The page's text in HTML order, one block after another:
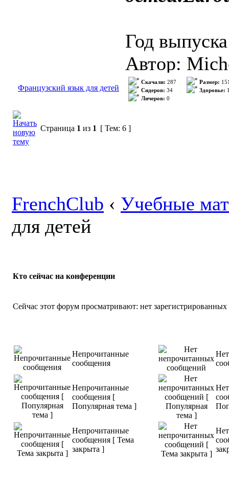
ISBN:2-03-
Качество:
Описание:
Год
Автор:
Жанр:
ISBN: 2-03-
Количество
определить
смысл
Французский язык для детей
Скачали: 287
Сидеров: 34
Личеров: 0
Размер:
Здоровье:
Страница 1 из 1 [ Тем: 6 ]
FrenchClub ‹ Учебные
для детей
Кто сейчас на конференции
Сейчас этот форум просматривают: нет зарегистрированных
Непрочитанные
сообщения
Непрочитанные
сообщения [
Популярная тема ]
Непрочитанные
сообщения [ Тема
закрыта ]